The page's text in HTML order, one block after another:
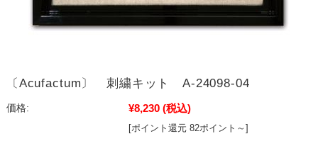
〔Acufactum〕 刺繍キット A-24098-04
価格: ¥8,230 (税込)
[ポイント還元 82ポイント～]